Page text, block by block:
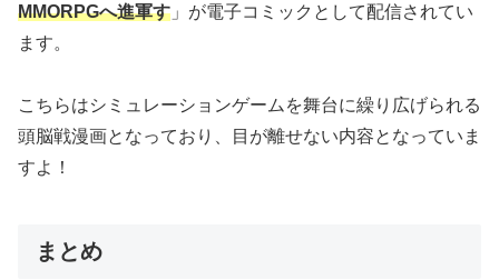
MMORPGへ進軍す 」が電子コミックとして配信されてい
ます。
こちらはシミュレーションゲームを舞台に繰り広げられる
頭脳戦漫画となっており、目が離せない内容となっていま
すよ！
まとめ